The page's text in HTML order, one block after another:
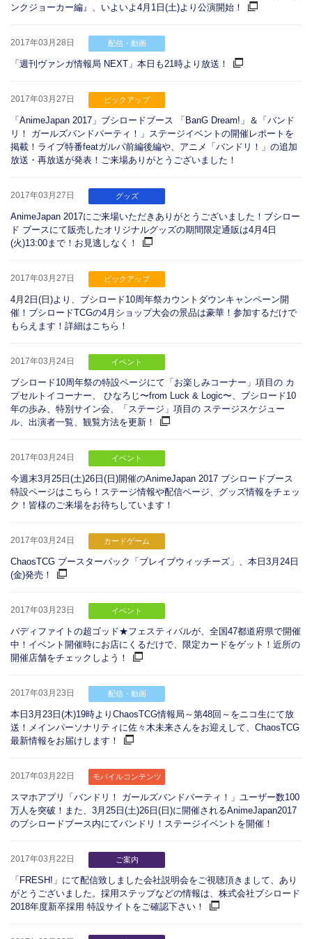
ンクジョーカー編』、いよいよ4月1日(土)より公演開始！
2017年03月28日 配信・動画
「週刊ヴァンガ情報局 NEXT」本日も21時より放送！
2017年03月27日 ピックアップ
「AnimeJapan 2017」ブシロードブース 「BanG Dream!」＆「バンド
リ！ ガールズバンドパーティ！」ステージイベントの開催レポートを
掲載！ライブ特番featガルパ前編後編や、アニメ「バンドリ！」の追加
放送・再放送が発表！ご来場ありがとうございました！
2017年03月27日 グッズ
AnimeJapan 2017にご来場いただきありがとうございました！ブシロー
ド ブースにて販売したオリジナルグッズの期間限定通販は4月4日
(火)13:00まで！お見逃しなく！
2017年03月27日 ピックアップ
4月2日(日)より、ブシロード10周年祭カウントダウンキャンペーン開
催！ブシロードTCGの4月ショップ大会の景品は豪華！参加するだけで
もらえます！詳細はこちら！
2017年03月24日 イベント
ブシロード10周年祭の特設ページにて「お楽しみコーナー」項目の カ
プセルトイコーナー、 ひなろじ〜from Luck & Logic〜、ブシロード10
年の歩み、特別サイン会、「ステージ」項目の ステージスケジュー
ル、出演者一覧、観覧方法を更新！
2017年03月24日 イベント
今週末3月25日(土)26日(日)開催のAnimeJapan 2017 ブシロードブース
特設ページはこちら！ステージ情報や配信ページ、グッズ情報をチェッ
ク！皆様のご来場をお待ちしています！
2017年03月24日 カードゲーム
ChaosTCG ブースターパック「ブレイブウィッチーズ」、本日3月24日
(金)発売！
2017年03月23日 イベント
バディファイトの超ゴッド★フェスティバルが、全国47都道府県で開催
中！イベント開催時にお店にくるだけで、限定カードをゲット！近所の
開催店舗をチェックしよう！
2017年03月23日 配信・動画
本日3月23日(木)19時よりChaosTCG情報局～第48回～をニコ生にて放
送！メインパーソナリティに佐々木未来さんをお迎えして、ChaosTCG
最新情報をお届けします！
2017年03月22日 モバイルコンテンツ
スマホアプリ「バンドリ！ ガールズバンドパーティ！」ユーザー数100
万人を突破！また、3月25日(土)26日(日)に開催されるAnimeJapan2017
のブシロードブース内にてバンドリ！ステージイベントを開催！
2017年03月22日 ご案内
「FRESH!」にて配信致しました会社説明会をご視聴頂きまして、あり
がとうございました。採用ステップなどの情報は、株式会社ブシロード
2018年度新卒採用 特設サイトをご確認下さい！